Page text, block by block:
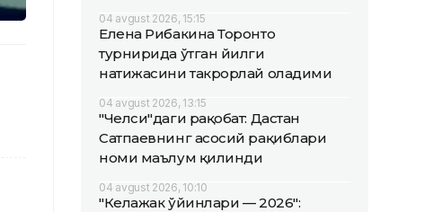
04 avgust 2026, 15:15
Елена Рибакина Торонто
турнирида ўтган йилги
натижасини такрорлай оладими
04 avgust 2026, 13:15
"Челси"даги рақобат: Дастан
Сатпаевнинг асосий рақиблари
номи маълум қилинди
04 avgust 2026, 10:10
"Келажак ўйинлари — 2026":